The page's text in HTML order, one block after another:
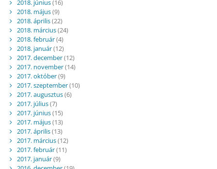
2018. június(16)
2018. május(9)
2018. április(22)
2018. március(24)
2018. február(4)
2018. január(12)
2017. december(12)
2017. november(14)
2017. október(9)
2017. szeptember(10)
2017. augusztus(6)
2017. július(7)
2017. június(15)
2017. május(13)
2017. április(13)
2017. március(12)
2017. február(11)
2017. január(9)